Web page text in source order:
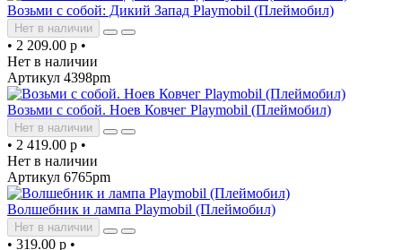
Возьми с собой: Дикий Запад Playmobil (Плеймобил)
Нет в наличии
• 2 209.00 р •
Нет в наличии
Артикул 4398pm
Возьми с собой. Ноев Ковчег Playmobil (Плеймобил)
Нет в наличии
• 2 419.00 р •
Нет в наличии
Артикул 6765pm
Волшебник и лампа Playmobil (Плеймобил)
Нет в наличии
• 319.00 р •